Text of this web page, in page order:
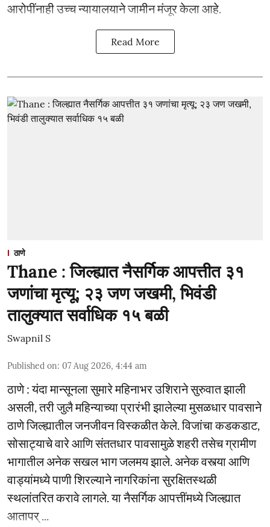
आरोपींनाही उच्च न्यायालयाने जामीन मंजूर केला आहे.
Read More
ठाणे
Thane : जिल्ह्यात नैसर्गिक आपत्तीत ३१
जणांचा मृत्यू; २३ जण जखमी, भिवंडी
तालुक्यात सर्वाधिक १५ बळी
Swapnil S
Published on: 07 Aug 2026, 4:44 am
ठाणे : यंदा मान्सूनला सुमारे महिनाभर उशिराने सुरुवात झाली
असली, तरी जुलै महिन्याच्या प्रारंभी झालेल्या मुसळधार पावसाने
ठाणे जिल्ह्यातील जनजीवन विस्कळीत केले. विजांचा कडकडाट,
सोसाट्याचे वारे आणि संततधार पावसामुळे शहरी तसेच ग्रामीण
भागातील अनेक सखल भाग जलमय झाले. अनेक वस्त्या आणि
वाड्यांमध्ये पाणी शिरल्याने नागरिकांना सुरक्षितस्थळी
स्थलांतरित करावे लागले. या नैसर्गिक आपत्तींमध्ये जिल्ह्यात
आतापर् ...